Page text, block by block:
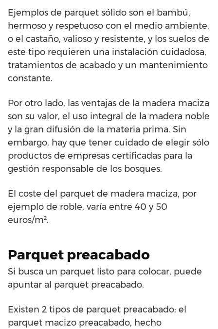
Ejemplos de parquet sólido son el bambú,
hermoso y respetuoso con el medio ambiente,
o el castaño, valioso y resistente, y los suelos de
este tipo requieren una instalación cuidadosa,
tratamientos de acabado y un mantenimiento
constante.
Por otro lado, las ventajas de la madera maciza
son su valor, el uso integral de la madera noble
y la gran difusión de la materia prima. Sin
embargo, hay que tener cuidado de elegir sólo
productos de empresas certificadas para la
gestión responsable de los bosques.
El coste del parquet de madera maciza, por
ejemplo de roble, varía entre 40 y 50
euros/m².
Parquet preacabado
Si busca un parquet listo para colocar, puede
apuntar al parquet preacabado.
Existen 2 tipos de parquet preacabado: el
parquet macizo preacabado, hecho